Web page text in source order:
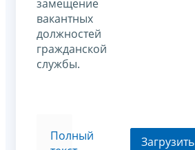
замещение
вакантных
должностей
гражданской
службы.
Полный
Загрузить